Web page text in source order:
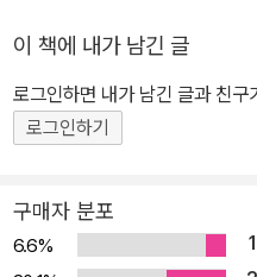
추리소설은 독특한 세계입니다.
추리소설)의 재미를 널리 알리고 싶습니다.” 당신
는 4개의 초밀실 시리즈 사상 최고난이도의 추리극 이 책에는 색깔이
다. 방범 컨설턴트 에노모토 케
의 수수께끼를 풀어나가는 ‘방범
이 책에 내가 남긴 글
로그인하면 내가 남긴 글과 친
로그인하기
구매자 분포
6.6%